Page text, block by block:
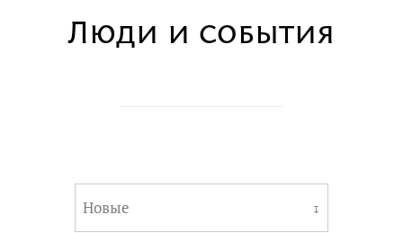
Люди и события
Новые ↧